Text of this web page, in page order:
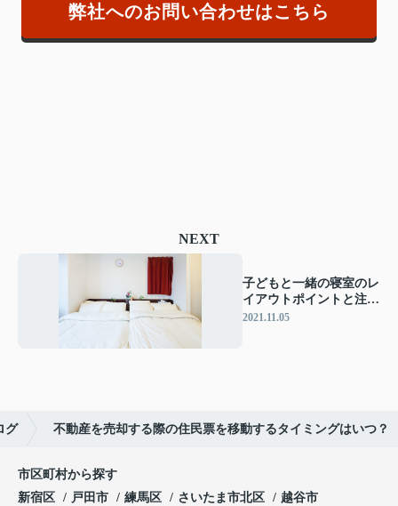
弊社へのお問い合わせはこちら
NEXT
子どもと一緒の寝室のレ
イアウトポイントと注意
点をご紹介！
2021.11.05
グ 不動産を売却する際の住民票を移動するタイミングはいつ？
市区町村から探す
新宿区
戸田市 練馬区 さいたま市北区 越谷市